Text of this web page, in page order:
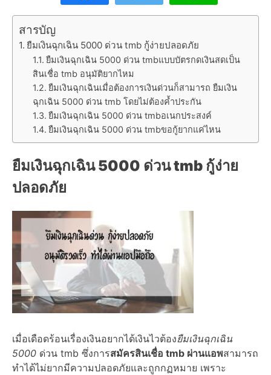
สารบัญ
ยืมเงินฉุกเฉิน 5000 ด่วน tmb กู้ง่ายปลอดภัย
ยืมเงินฉุกเฉิน 5000 ด่วน tmbแบบบัตรกดเงินสดเป็น
สินเชื่อ tmb อนุมัติยากไหม
ยืมเงินฉุกเฉินเมื่อต้องการเงินด่วนก็สามารถ ยืมเงิน
ฉุกเฉิน 5000 ด่วน tmb โดยไม่ต้องค้ำประกัน
ยืมเงินฉุกเฉิน 5000 ด่วน tmbอเนกประสงค์
ยืมเงินฉุกเฉิน 5000 ด่วน tmbขอกู้ยากแค่ไหน
ยืมเงินฉุกเฉิน 5000 ด่วน tmb กู้ง่าย
ปลอดภัย
เมื่อเดือดร้อนเรื่องเงินอยากได้เงินไวต้องยืมเงินฉุกเฉิน
5000 ด่วน tmb ซึ่งการสมัครสินเชื่อ tmb ผ่านแอพสามารถ
ทำได้ไม่ยากมีความปลอดภัยและถูกกฏหมาย เพราะ